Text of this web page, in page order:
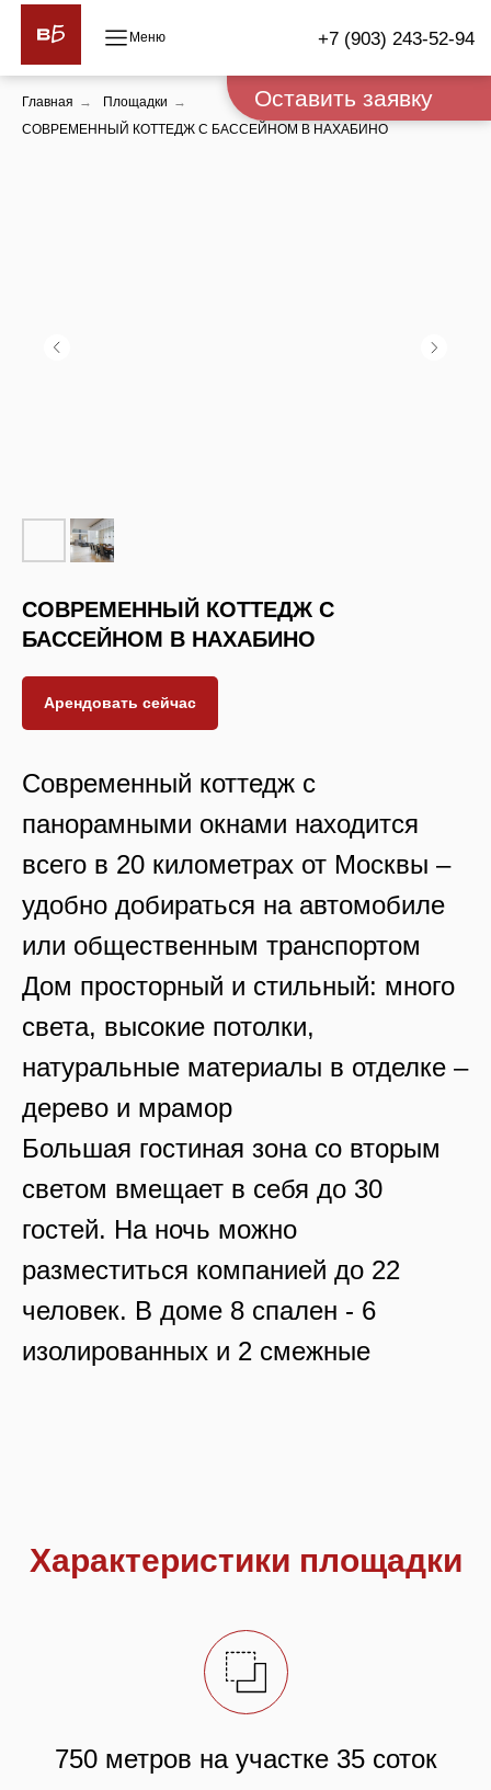
+7 (903) 243-52-94
Оставить заявку
Главная → Площадки →
СОВРЕМЕННЫЙ КОТТЕДЖ С БАССЕЙНОМ В НАХАБИНО
СОВРЕМЕННЫЙ КОТТЕДЖ С
БАССЕЙНОМ В НАХАБИНО
Арендовать сейчас
Современный коттедж с
панорамными окнами находится
всего в 20 километрах от Москвы –
удобно добираться на автомобиле
или общественным транспортом
Дом просторный и стильный: много
света, высокие потолки,
натуральные материалы в отделке –
дерево и мрамор
Большая гостиная зона со вторым
светом вмещает в себя до 30
гостей. На ночь можно
разместиться компанией до 22
человек. В доме 8 спален - 6
изолированных и 2 смежные
Характеристики площадки
750 метров на участке 35 соток